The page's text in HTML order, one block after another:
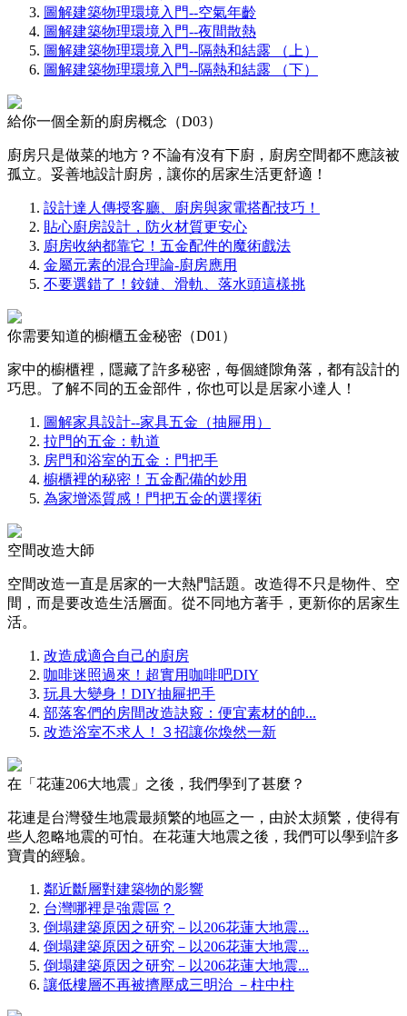
圖解建築物理環境入門--空氣年齡
圖解建築物理環境入門--夜間散熱
圖解建築物理環境入門--隔熱和結露 （上）
圖解建築物理環境入門--隔熱和結露 （下）
給你一個全新的廚房概念（D03）
廚房只是做菜的地方？不論有沒有下廚，廚房空間都不應該被
孤立。妥善地設計廚房，讓你的居家生活更舒適！
設計達人傳授客廳、廚房與家電搭配技巧！
貼心廚房設計，防火材質更安心
廚房收納都靠它！五金配件的魔術戲法
金屬元素的混合理論-廚房應用
不要選錯了！鉸鏈、滑軌、落水頭這樣挑
你需要知道的櫥櫃五金秘密（D01）
家中的櫥櫃裡，隱藏了許多秘密，每個縫隙角落，都有設計的
巧思。了解不同的五金部件，你也可以是居家小達人！
圖解家具設計--家具五金（抽屜用）
拉門的五金：軌道
房門和浴室的五金：門把手
櫥櫃裡的秘密！五金配備的妙用
為家增添質感！門把五金的選擇術
空間改造大師
空間改造一直是居家的一大熱門話題。改造得不只是物件、空
間，而是要改造生活層面。從不同地方著手，更新你的居家生
活。
改造成適合自己的廚房
咖啡迷照過來！超實用咖啡吧DIY
玩具大變身！DIY抽屜把手
部落客們的房間改造訣竅：便宜素材的帥...
改造浴室不求人！３招讓你煥然一新
在「花蓮206大地震」之後，我們學到了甚麼？
花連是台灣發生地震最頻繁的地區之一，由於太頻繁，使得有
些人忽略地震的可怕。在花蓮大地震之後，我們可以學到許多
寶貴的經驗。
鄰近斷層對建築物的影響
台灣哪裡是強震區？
倒塌建築原因之研究－以206花蓮大地震...
倒塌建築原因之研究－以206花蓮大地震...
倒塌建築原因之研究－以206花蓮大地震...
讓低樓層不再被擠壓成三明治 －柱中柱